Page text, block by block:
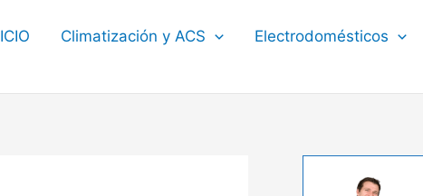
Climatización y ACS Electrodomésticos